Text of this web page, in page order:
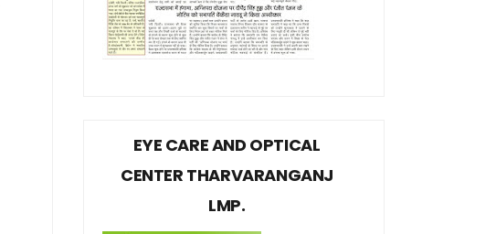
EYE CARE AND OPTICAL
CENTER THARVARANGANJ
LMP.